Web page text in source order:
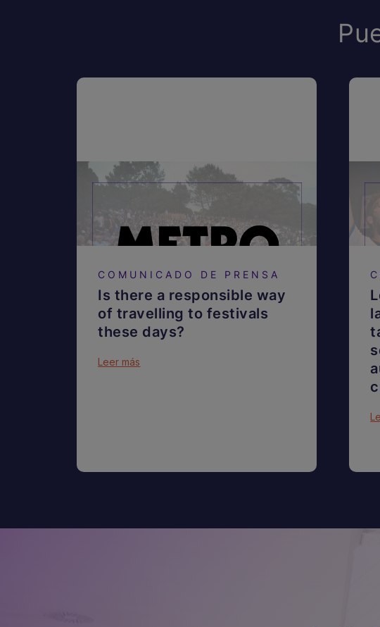
COMUNICADO DE PRENSA
Is there a responsible way
of travelling to festivals
these days?
Leer más